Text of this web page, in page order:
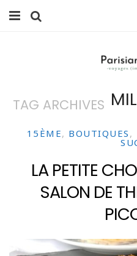
0
TAG ARCHIVES
15ÈME, BOUTIQUES ,
LA PETITE
SALON DE